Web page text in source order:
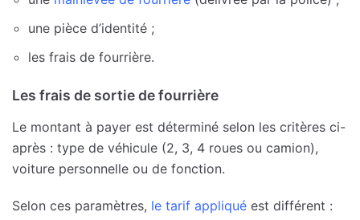
une pièce d’identité ;
les frais de fourrière.
Les frais de sortie de fourrière
Le montant à payer est déterminé selon les critères ci-
après : type de véhicule (2, 3, 4 roues ou camion),
voiture personnelle ou de fonction.
Selon ces paramètres, le tarif appliqué est différent :